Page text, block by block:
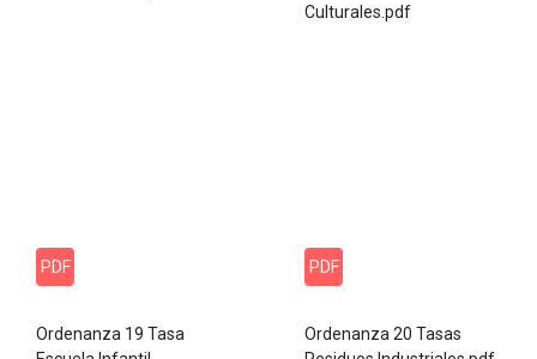
Culturales.pdf
PDF
Ordenanza 19 Tasa
PDF
Ordenanza 20 Tasas